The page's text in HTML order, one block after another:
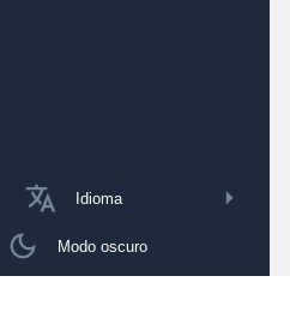
Idioma
Modo oscuro